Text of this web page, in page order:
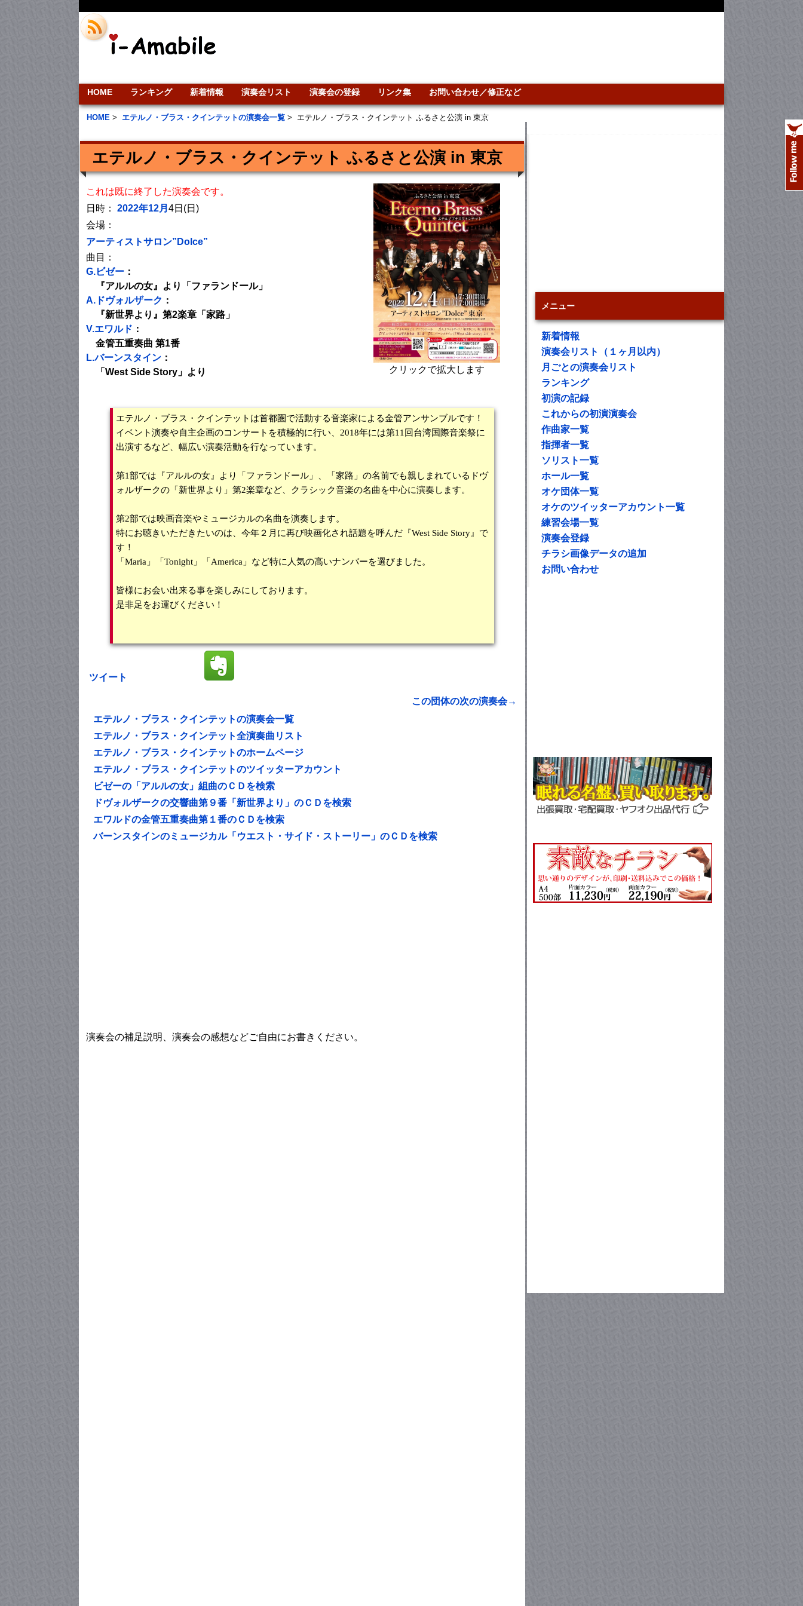
HOME ランキング 新着情報 演奏会リスト 演奏会の登録 リンク集 お問い合わせ／修正など
HOME > エテルノ・ブラス・クインテットの演奏会一覧 > エテルノ・ブラス・クインテット ふるさと公演 in 東京
エテルノ・ブラス・クインテット ふるさと公演 in 東京
クリックで拡大します
これは既に終了した演奏会です。
日時： 2022年12月 4日(日)
会場：
アーティストサロン”Dolce”
曲目：
G.ビゼー ：
『アルルの女』より「ファランドール」
A.ドヴォルザーク ：
『新世界より』第2楽章「家路」
V.エワルド ：
金管五重奏曲 第1番
L.バーンスタイン ：
「West Side Story」より
エテルノ・ブラス・クインテットは首都圏で活動する音楽家による金管アンサンブルです！
イベント演奏や自主企画のコンサートを積極的に行い、2018年には第11回台湾国際音楽祭に
出演するなど、幅広い演奏活動を行なっています。
第1部では『アルルの女』より「ファランドール」、「家路」の名前でも親しまれているドヴ
ォルザークの「新世界より」第2楽章など、クラシック音楽の名曲を中心に演奏します。
第2部では映画音楽やミュージカルの名曲を演奏します。
特にお聴きいただきたいのは、今年２月に再び映画化され話題を呼んだ『West Side Story』で
す！
「Maria」「Tonight」「America」など特に人気の高いナンバーを選びました。
皆様にお会い出来る事を楽しみにしております。
是非足をお運びください！
ツイート
この団体の次の演奏会→
エテルノ・ブラス・クインテットの演奏会一覧
エテルノ・ブラス・クインテット全演奏曲リスト
エテルノ・ブラス・クインテットのホームページ
エテルノ・ブラス・クインテットのツイッターアカウント
ビゼーの「アルルの女」組曲のＣＤを検索
ドヴォルザークの交響曲第９番「新世界より」のＣＤを検索
エワルドの金管五重奏曲第１番のＣＤを検索
バーンスタインのミュージカル「ウエスト・サイド・ストーリー」のＣＤを検索
演奏会の補足説明、演奏会の感想などご自由にお書きください。
メニュー
新着情報
演奏会リスト（１ヶ月以内）
月ごとの演奏会リスト
ランキング
初演の記録
これからの初演演奏会
作曲家一覧
指揮者一覧
ソリスト一覧
ホール一覧
オケ団体一覧
オケのツイッターアカウント一覧
練習会場一覧
演奏会登録
チラシ画像データの追加
お問い合わせ